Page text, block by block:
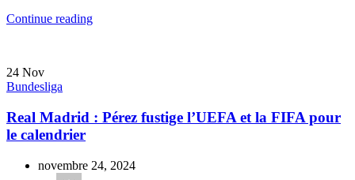
Continue reading
24 Nov
Bundesliga
Real Madrid : Pérez fustige l’UEFA et la FIFA pour
le calendrier
novembre 24, 2024